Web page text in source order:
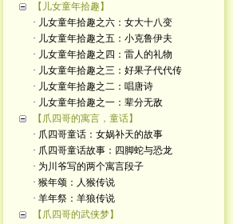
【儿女童年拾趣】
· 儿女童年拾趣之六：女大十八变
· 儿女童年拾趣之五：小克鲁伊夫
· 儿女童年拾趣之四：雷人的礼物
· 儿女童年拾趣之三：好果子代代传
· 儿女童年拾趣之二：唱唐诗
· 儿女童年拾趣之一：辈分无敌
【爪四哥的寓言，童话】
· 爪四哥童话：女娲补天的故事
· 爪四哥童话故事：四脚蛇与恐龙
· 为川爷写的两个寓言段子
· 猴年颂：人猴传说
· 羊年祭：羊狼传说
【爪四哥的武侠梦】